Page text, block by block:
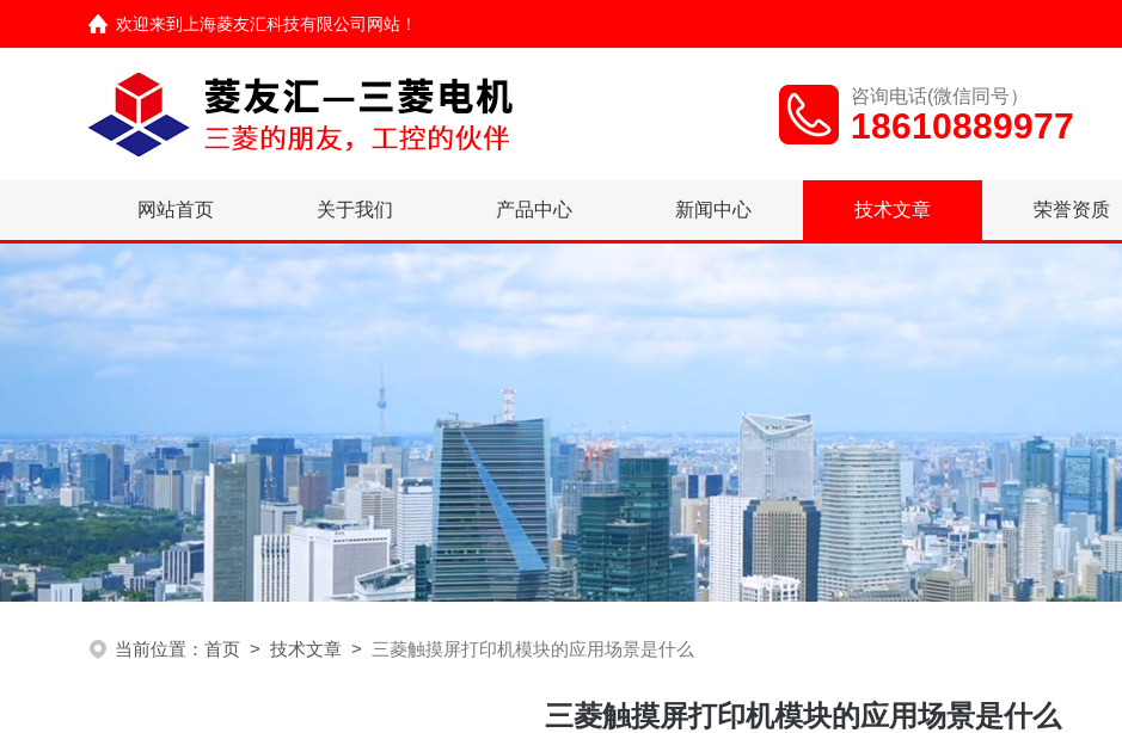
欢迎来到 上海菱友汇科技有限公司网站 ！
咨询电话(微信同号）
18610889977
网站首页 关于我们 产品中心 新闻中心 技术文章 荣誉资质
当前位置： 首页 > 技术文章 > 三菱触摸屏打印机模块的应用场景是什么
三菱触摸屏打印机模块的应用场景是什么